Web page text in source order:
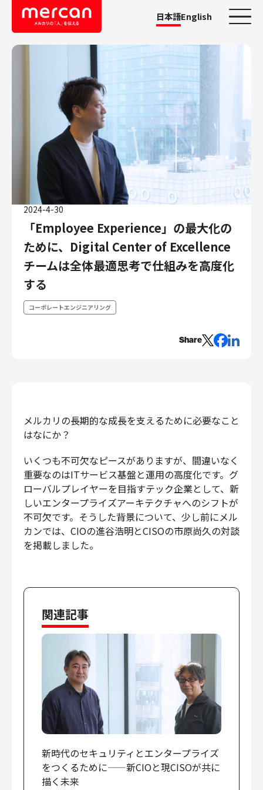
日本語English
カテゴリーから探す
会社・事業
鹿島アントラーズ
メルカリ
メルペイ
メルコイン
メルカリShops
メルカリR4Dラボ
AI/LLM
職種
エンジニアリング
エンジニアリング
コーポレートエンジニアリング
営業
マーケティング・PR
データアナリティクス
プロダクトデザイン
クリエイティブ
コーポレート
財務・経理
人事
募集中の求人一覧
2024-4-30
「Employee Experience」の最大化の
ために、Digital Center of Excellence
チームは全体最適思考で仕組みを高度化
する
コーポレートエンジニアリング
Share
メルカリの長期的な成長を支えるために必要なこと
はなにか？
いくつも不可欠なピースがありますが、間違いなく
重要なのはITサービス基盤と運用の高度化です。グ
ローバルプレイヤーを目指すテック企業として、新
しいエンタープライズアーキテクチャへのシフトが
不可欠です。そうした背景について、少し前にメル
カンでは、CIOの進谷浩明とCISOの市原尚久の対談
を掲載しました。
関連記事
新時代のセキュリティとエンタープライズ
をつくるために——新CIOと現CISOが共に
描く未来